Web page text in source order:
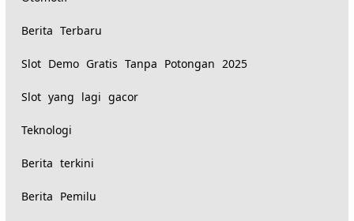
Berita Terbaru
Slot Demo Gratis Tanpa Potongan 2025
Slot yang lagi gacor
Teknologi
Berita terkini
Berita Pemilu